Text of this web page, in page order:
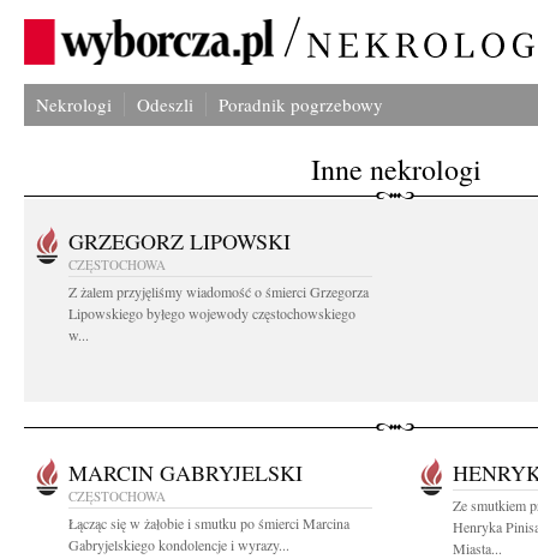
Nekrologi Odeszli Poradnik pogrzebowy
Inne nekrologi
GRZEGORZ LIPOWSKI
CZĘSTOCHOWA
Z żalem przyjęliśmy wiadomość o śmierci Grzegorza
Lipowskiego byłego wojewody częstochowskiego
w...
MARCIN GABRYJELSKI
CZĘSTOCHOWA
Łącząc się w żałobie i smutku po śmierci Marcina
Gabryjelskiego kondolencje i wyrazy...
Ze smutkiem
Henryka
Miasta...